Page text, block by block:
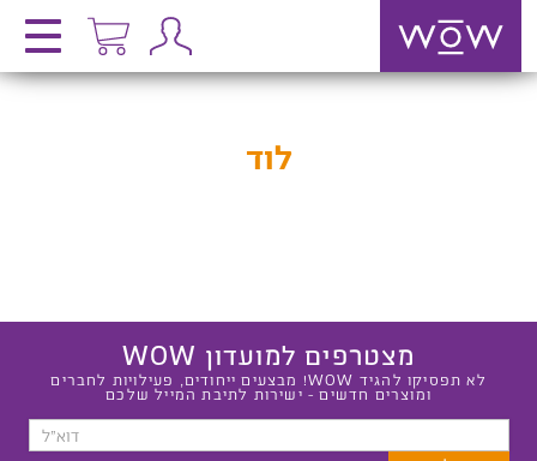
לוד
מצטרפים למועדון WOW
לא תפסיקו להגיד WOW! מבצעים ייחודים, פעילויות לחברים
ומוצרים חדשים - ישירות לתיבת המייל שלכם